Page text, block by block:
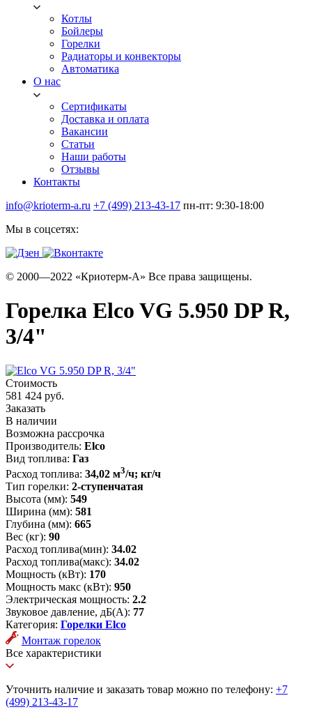
Котлы
Бойлеры
Горелки
Радиаторы и конвекторы
Автоматика
О нас
Сертификаты
Доставка и оплата
Вакансии
Статьи
Наши работы
Отзывы
Контакты
info@krioterm-a.ru +7 (499) 213-43-17 пн-пт: 9:30-18:00
Мы в соцсетях:
© 2000—2022 «Криотерм-А» Все права защищены.
Горелка Elco VG 5.950 DP R,
3/4"
Стоимость
581 424 руб.
Заказать
В наличии
Возможна рассрочка
Производитель: Elco
Вид топлива: Газ
Расход топлива: 34,02 м3/ч; кг/ч
Тип горелки: 2-ступенчатая
Высота (мм): 549
Ширина (мм): 581
Глубина (мм): 665
Вес (кг): 90
Расход топлива(мин): 34.02
Расход топлива(макс): 34.02
Мощность (кВт): 170
Мощность макс (кВт): 950
Электрическая мощность: 2.2
Звуковое давление, дБ(А): 77
Категория: Горелки Elco
Монтаж горелок
Все характеристики
Уточнить наличие и заказать товар можно по телефону: +7
(499) 213-43-17